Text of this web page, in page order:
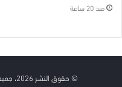
منذ 20 ساعة
© حقوق النشر 2026، جميع الحقوق محفوظة asramedia.ps .